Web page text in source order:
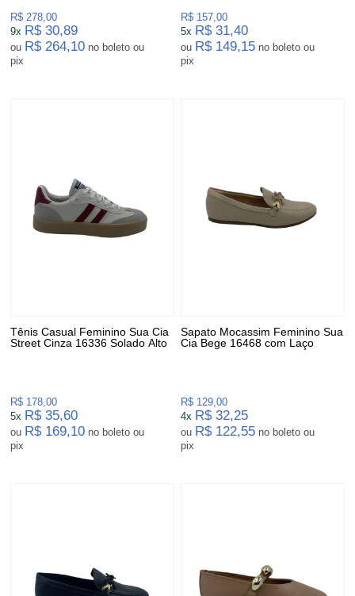
R$ 278,00
9x R$ 30,89
ou R$ 264,10 no boleto ou
pix
R$ 157,00
5x R$ 31,40
ou R$ 149,15 no boleto ou
pix
Tênis Casual Feminino Sua Cia
Street Cinza 16336 Solado Alto
R$ 178,00
5x R$ 35,60
ou R$ 169,10 no boleto ou
pix
Sapato Mocassim Feminino Sua
Cia Bege 16468 com Laço
R$ 129,00
4x R$ 32,25
ou R$ 122,55 no boleto ou
pix